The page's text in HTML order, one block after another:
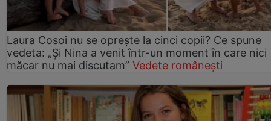
Laura Cosoi nu se oprește la cinci copii? Ce spune
vedeta: „Și Nina a venit într-un moment în care nici
măcar nu mai discutam” Vedete românești